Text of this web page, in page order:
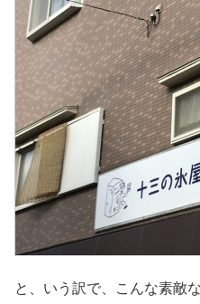
と、いう訳で、こんな素敵